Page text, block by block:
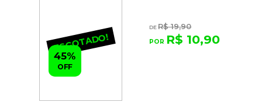
ESGOTADO!
R$ 19,90
R$ 10,90
45%
OFF